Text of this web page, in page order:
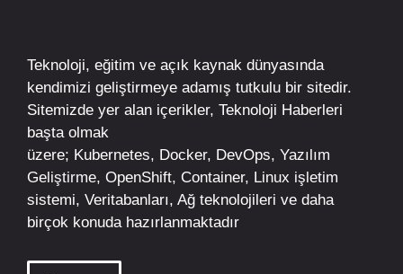
Teknoloji, eğitim ve açık kaynak dünyasında
kendimizi geliştirmeye adamış tutkulu bir sitedir.
Sitemizde yer alan içerikler, Teknoloji Haberleri
başta olmak
üzere; Kubernetes, Docker, DevOps, Yazılım
Geliştirme, OpenShift, Container, Linux işletim
sistemi, Veritabanları, Ağ teknolojileri ve daha
birçok konuda hazırlanmaktadır